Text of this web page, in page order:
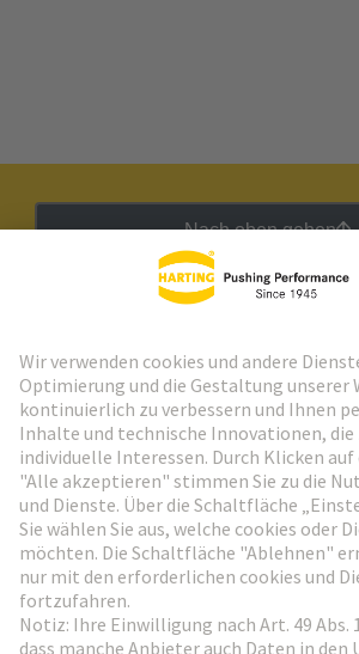
Nach oben gehen
Weiter zur Anmeldung
Social Media